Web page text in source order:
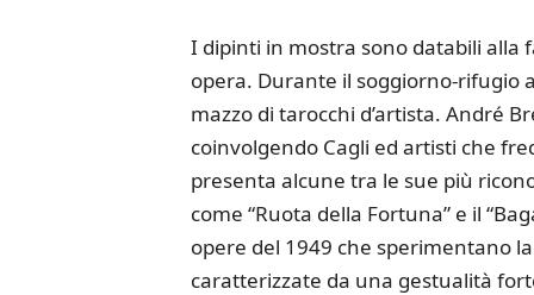
I dipinti in mostra sono databili alla
opera. Durante il soggiorno-rifugio
mazzo di tarocchi d’artista. André
coinvolgendo Cagli ed artisti che
presenta alcune tra le sue più
come “Ruota della Fortuna” e il
opere del 1949 che sperimentano la
caratterizzate da una gestualità